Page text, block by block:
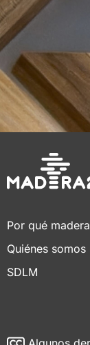
Por qué madera
Quiénes somos
SDLM